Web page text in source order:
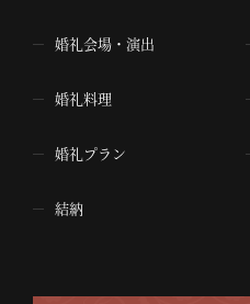
婚礼会場・演出
婚礼料理
婚礼プラン
結納